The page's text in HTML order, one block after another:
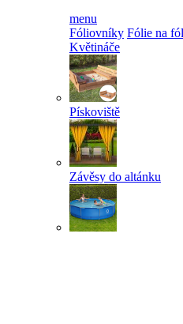
menu
Fóliovníky Fólie na
Květináče
Pískoviště
Závěsy do altánku